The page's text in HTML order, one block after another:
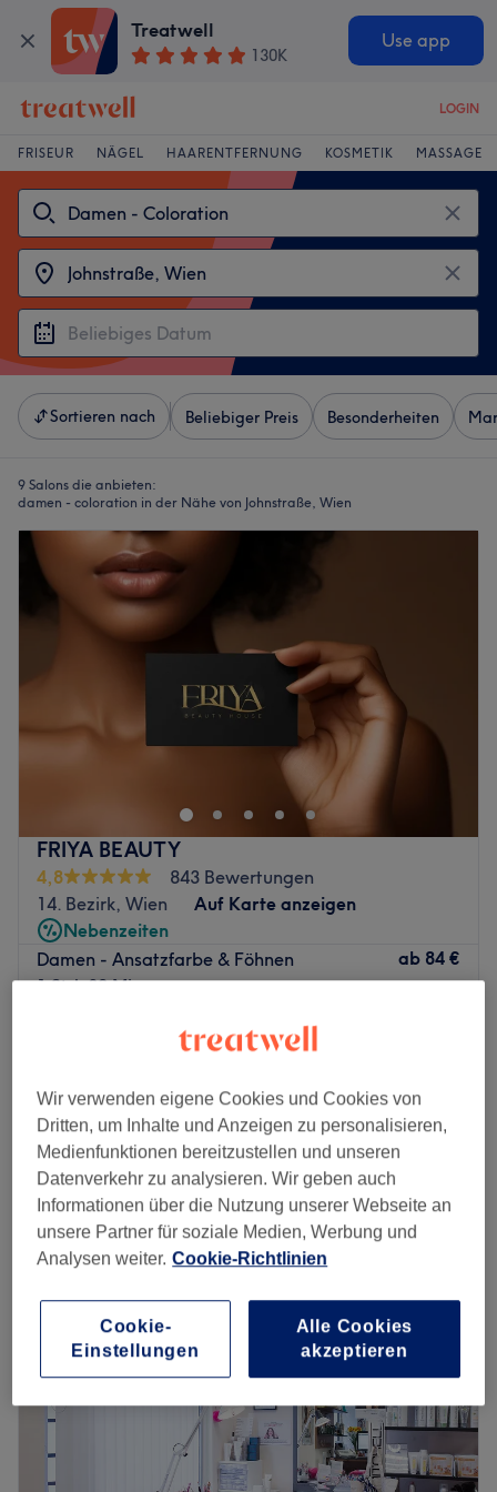
Treatwell
130K
Use app
LOGIN
FRISEUR NÄGEL HAARENTFERNUNG KOSMETIK MASSAGE
Sortieren nach Beliebiger Preis Besonderheiten
9 Salons die anbieten:
damen - coloration in der Nähe von Johnstraße, Wien
FRIYA BEAUTY
4,8
843 Bewertungen
14. Bezirk, Wien
Auf Karte anzeigen
Nebenzeiten
Damen - Ansatzfarbe & Föhnen
1 Std. 30 Min.
ab 84 €
Spare bis zu 20%
Damen - Färbung ganzer Kopf &
Damen - Strähnen Oberkopf,
+TÖNUNG & Föhne
1 Std. 30 Min. - 2 Std. 30 Min.
ab132 €
Spare bis zu 20%
Schnellansicht Saloninfos
Montag
Mittwoch
10:00–19:00
Donnerstag
10:00–19:00
Sonntag
Geschlossen
Friya Beauty House Wien Ihr exklusiver Beauty Salon im
Wir verwenden eigene Cookies und Cookies von
Dritten, um Inhalte und Anzeigen zu personalisieren,
Medienfunktionen bereitzustellen und unseren
Datenverkehr zu analysieren. Wir geben auch
Informationen über die Nutzung unserer Webseite an
unsere Partner für soziale Medien, Werbung und
Analysen weiter. Cookie-Richtlinien
Alle Cookies
akzeptieren
Cookie-
Einstellungen